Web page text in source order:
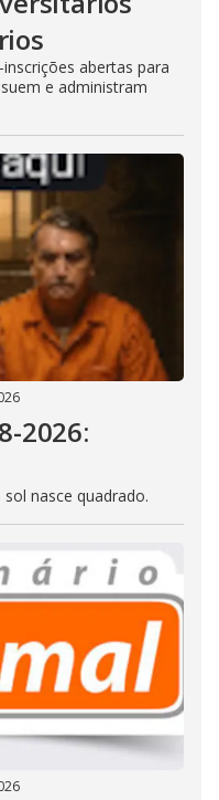
abertas para
e administram
2026:
nasce quadrado.